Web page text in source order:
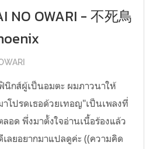
NO OWARI - 不死鳥
นิกส์ผู้เป็นอมตะ ผมภาวนาให้
โปรดเธอด้วยเทอญ"เป็นเพลงที่
อด พึ่งมาตั้งใจอ่านเนื้อร้องแล้ว
ลยอยากมาแปลดูค่ะ ((ความคิด